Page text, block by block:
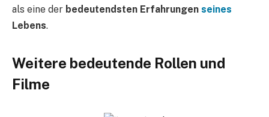
als eine der bedeutendsten Erfahrungen seines
Lebens.
Weitere bedeutende Rollen und
Filme